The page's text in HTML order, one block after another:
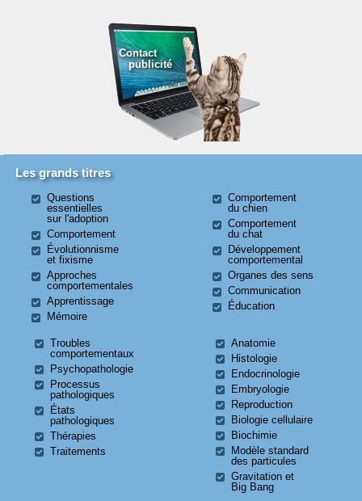
Contact
publicité
Les grands titres
Questions
essentielles
sur l'adoption
Comportement
Évolutionnisme
et fixisme
Approches
comportementales
Apprentissage
Mémoire
Comportement
du chien
Comportement
du chat
Développement
comportemental
Organes des sens
Communication
Éducation
Troubles
comportementaux
Psychopathologie
Processus
pathologiques
États
pathologiques
Thérapies
Traitements
Anatomie
Histologie
Endocrinologie
Embryologie
Reproduction
Biologie cellulaire
Biochimie
Modèle standard
des particules
Gravitation et
Big Bang